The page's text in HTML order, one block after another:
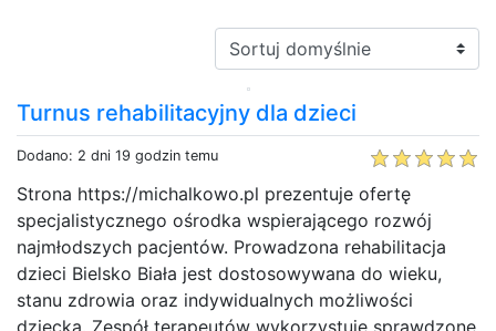
Sortuj:
Turnus rehabilitacyjny dla dzieci
Dodano: 2 dni 19 godzin temu
Strona https://michalkowo.pl prezentuje ofertę
specjalistycznego ośrodka wspierającego rozwój
najmłodszych pacjentów. Prowadzona rehabilitacja
dzieci Bielsko Biała jest dostosowywana do wieku,
stanu zdrowia oraz indywidualnych możliwości
dziecka. Zespół terapeutów wykorzystuje sprawdzone